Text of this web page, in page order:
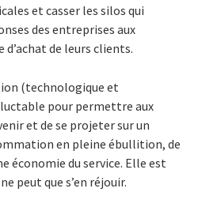
et casser les silos qui
des entreprises aux
d’achat de leurs clients.
(technologique et
pour permettre aux
et de se projeter sur un
en pleine ébullition, de
économie du service. Elle est
peut que s’en réjouir.